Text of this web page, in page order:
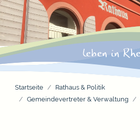
Startseite
Rathaus & Politik
Gemeindevertreter & Verwaltung